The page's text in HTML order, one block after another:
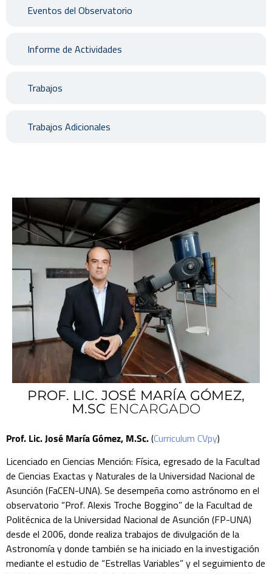
Eventos del Observatorio
Informe de Actividades
Trabajos
Trabajos Adicionales
PROF. LIC. JOSÉ MARÍA GÓMEZ,
M.SC ENCARGADO
Prof. Lic. José María Gómez, M.Sc.(Curriculum CVpy)
Licenciado en Ciencias Mención: Física, egresado de la Facultad
de Ciencias Exactas y Naturales de la Universidad Nacional de
Asunción (FaCEN-UNA). Se desempeña como astrónomo en el
observatorio “Prof. Alexis Troche Boggino” de la Facultad de
Politécnica de la Universidad Nacional de Asunción (FP-UNA)
desde el 2006, donde realiza trabajos de divulgación de la
Astronomía y donde también se ha iniciado en la investigación
mediante el estudio de “Estrellas Variables” y el seguimiento de